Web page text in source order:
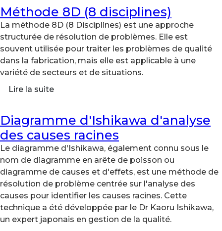
Méthode 8D (8 disciplines)
La méthode 8D (8 Disciplines) est une approche
structurée de résolution de problèmes. Elle est
souvent utilisée pour traiter les problèmes de qualité
dans la fabrication, mais elle est applicable à une
variété de secteurs et de situations.
Lire la suite
Diagramme d'Ishikawa d'analyse
des causes racines
Le diagramme d'Ishikawa, également connu sous le
nom de diagramme en arête de poisson ou
diagramme de causes et d'effets, est une méthode de
résolution de problème centrée sur l'analyse des
causes pour identifier les causes racines. Cette
technique a été développée par le Dr Kaoru Ishikawa,
un expert japonais en gestion de la qualité.